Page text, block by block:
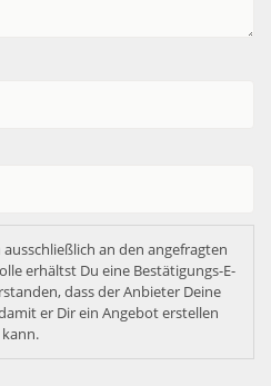
an den angefragten
erhältst Du eine Bestätigungs-E-
dass der Anbieter Deine
er Dir ein Angebot erstellen
kann.